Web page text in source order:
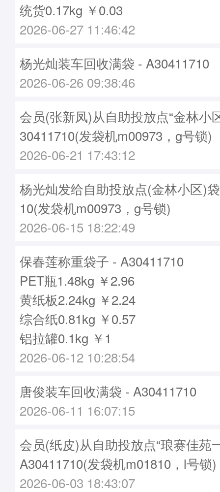
统货0.17kg ￥0.03
2026-06-27 11:46:42
杨光灿装车回收满袋 - A30411710
2026-06-26 09:38:46
会员(张新凤)从自助投放点“金林小
30411710(发袋机m00973，g号锁)
2026-06-21 17:43:12
杨光灿发给自助投放点(金林小区)
10(发袋机m00973，g号锁)
2026-06-15 18:22:49
保春莲称重袋子 - A30411710
PET瓶1.48kg ￥2.96
黄纸板2.24kg ￥2.24
综合纸0.81kg ￥0.57
铝拉罐0.1kg ￥1
2026-06-12 10:28:54
唐俊装车回收满袋 - A30411710
2026-06-11 16:07:15
会员(纸皮)从自助投放点“琅赛佳苑
A30411710(发袋机m01810，l号锁)
2026-06-03 18:43:07